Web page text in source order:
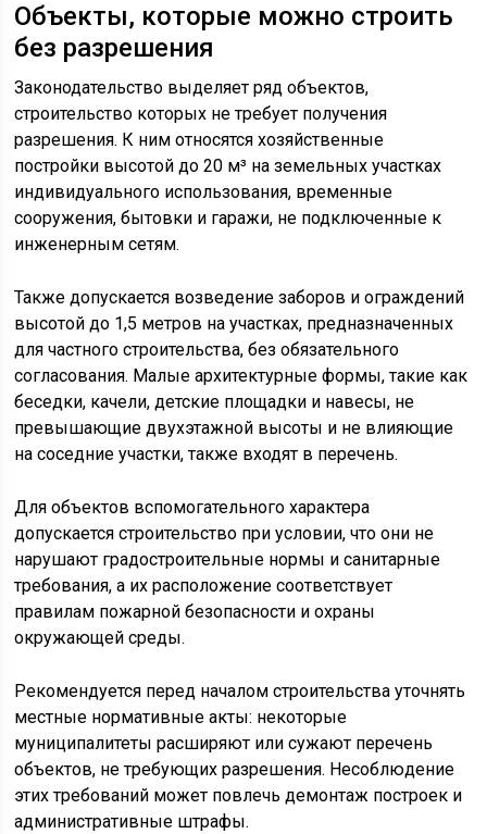
Объекты, которые можно строить
без разрешения
Законодательство выделяет ряд объектов,
строительство которых не требует получения
разрешения. К ним относятся хозяйственные
постройки высотой до 20 м³ на земельных участках
индивидуального использования, временные
сооружения, бытовки и гаражи, не подключенные к
инженерным сетям.
Также допускается возведение заборов и ограждений
высотой до 1,5 метров на участках, предназначенных
для частного строительства, без обязательного
согласования. Малые архитектурные формы, такие как
беседки, качели, детские площадки и навесы, не
превышающие двухэтажной высоты и не влияющие
на соседние участки, также входят в перечень.
Для объектов вспомогательного характера
допускается строительство при условии, что они не
нарушают градостроительные нормы и санитарные
требования, а их расположение соответствует
правилам пожарной безопасности и охраны
окружающей среды.
Рекомендуется перед началом строительства уточнять
местные нормативные акты: некоторые
муниципалитеты расширяют или сужают перечень
объектов, не требующих разрешения. Несоблюдение
этих требований может повлечь демонтаж построек и
административные штрафы.